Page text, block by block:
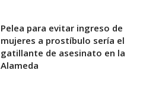
Pelea para evitar ingreso de
mujeres a prostíbulo sería el
gatillante de asesinato en la
Alameda